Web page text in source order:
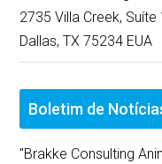
2735 Villa Creek, Suíte
Dallas, TX 75234 EUA
Boletim de
"Brakke Consulting